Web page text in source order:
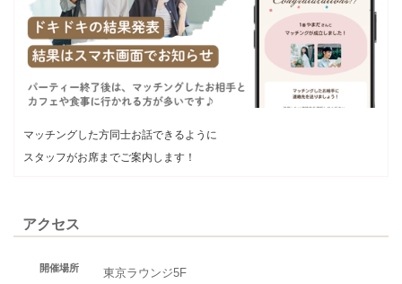
マッチングした方同士お話できるように
スタッフがお席までご案内します！
アクセス
開催場所
東京ラウンジ5F